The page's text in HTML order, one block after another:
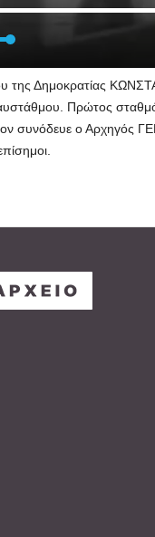
της Δημοκρατίας
Πρώτος
τον συνόδευε ο